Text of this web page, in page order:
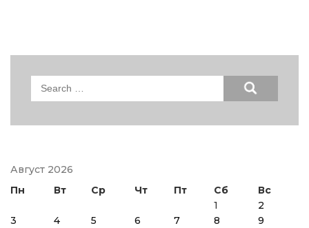
Search
Август 2026
Пн
Вт Ср Чт Пт Сб
Вс
1
2
3
4 5 6 7 8
9